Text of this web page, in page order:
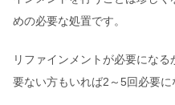
めの必要な処置です。
リファインメントが必要にな
要ない方もいれば2～5回必要に